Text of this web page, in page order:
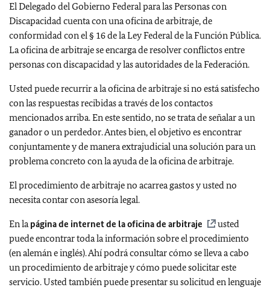
El Delegado del Gobierno Federal para las Personas con
Discapacidad cuenta con una oficina de arbitraje, de
conformidad con el § 16 de la Ley Federal de la Función Pública.
La oficina de arbitraje se encarga de resolver conflictos entre
personas con discapacidad y las autoridades de la Federación.
Usted puede recurrir a la oficina de arbitraje si no está satisfecho
con las respuestas recibidas a través de los contactos
mencionados arriba. En este sentido, no se trata de señalar a un
ganador o un perdedor. Antes bien, el objetivo es encontrar
conjuntamente y de manera extrajudicial una solución para un
problema concreto con la ayuda de la oficina de arbitraje.
El procedimiento de arbitraje no acarrea gastos y usted no
necesita contar con asesoría legal.
En lapágina de internet de la oficina de arbitraje
usted
puede encontrar toda la información sobre el procedimiento
(en alemán e inglés). Ahí podrá consultar cómo se lleva a cabo
un procedimiento de arbitraje y cómo puede solicitar este
servicio. Usted también puede presentar su solicitud en lenguaje